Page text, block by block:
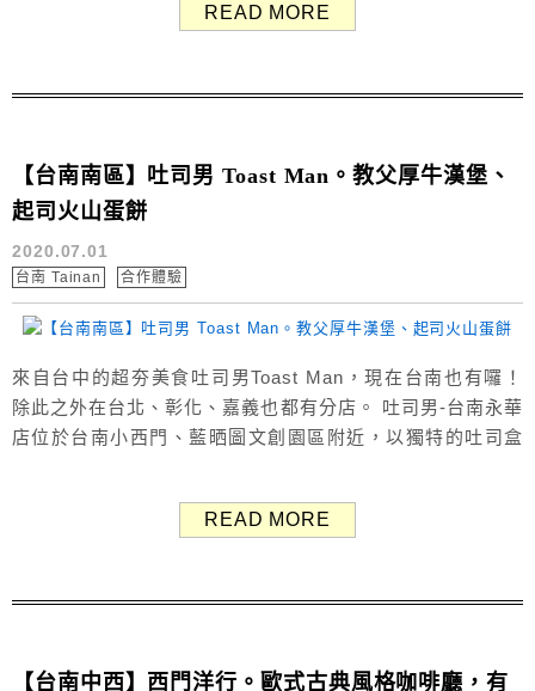
飯糰、鮮奶吐司、手工蛋餅、鮮奶法式厚片、小品、果醬系
READ MORE
【台南南區】吐司男 Toast Man。教父厚牛漢堡、
起司火山蛋餅
2020.07.01
台南 Tainan 合作體驗
來自台中的超夯美食吐司男Toast Man，現在台南也有囉！
除此之外在台北、彰化、嘉義也都有分店。 吐司男-台南永華
店位於台南小西門、藍晒圖文創園區附近，以獨特的吐司盒
吐司男 Toast Man 永華店位在永華路與國華街交界的三角
READ MORE
【台南中西】西門洋行。歐式古典風格咖啡廳，有